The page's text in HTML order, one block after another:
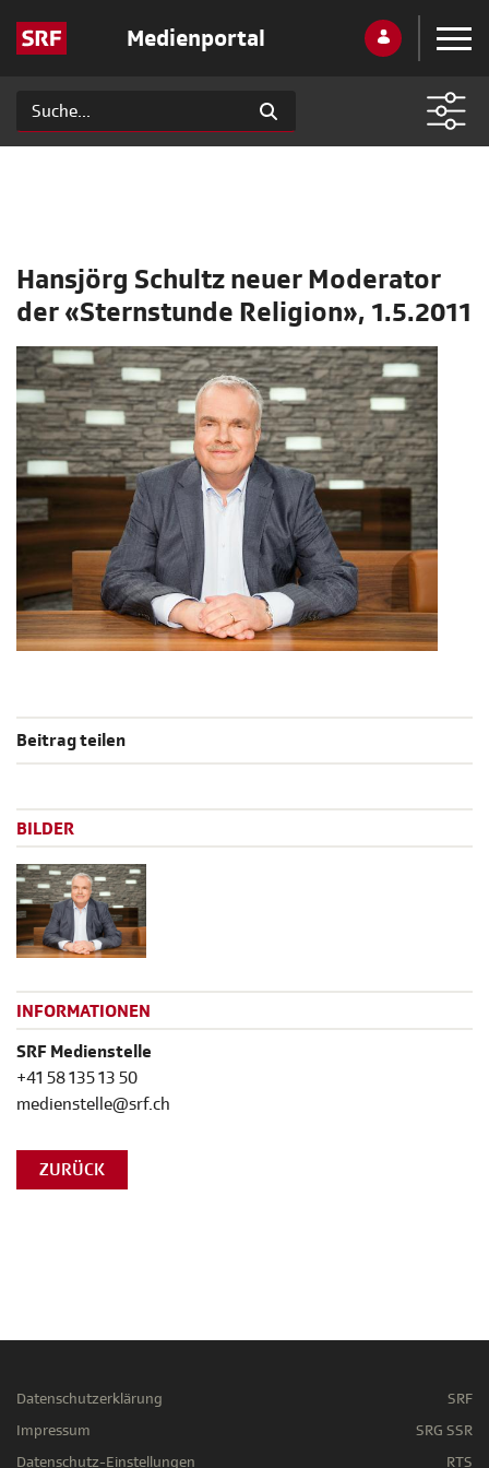
Medienportal
Hansjörg Schultz neuer Moderator
der «Sternstunde Religion», 1.5.2011
Beitrag teilen
BILDER
INFORMATIONEN
SRF Medienstelle
+41 58 135 13 50
medienstelle@srf.ch
ZURÜCK
Datenschutzerklärung
Impressum
Datenschutz-Einstellungen
SRF
SRG SSR
RTS